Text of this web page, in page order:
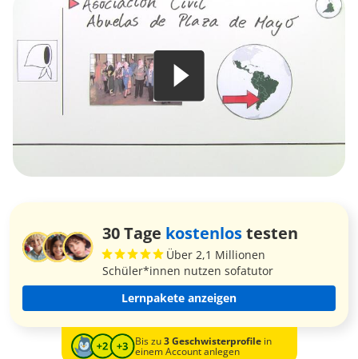
30 Tage kostenlostesten
Über 2,1 Millionen
Schüler*innen nutzen sofatutor
Lernpakete anzeigen
Bis zu3 Geschwisterprofilein
einem Account anlegen